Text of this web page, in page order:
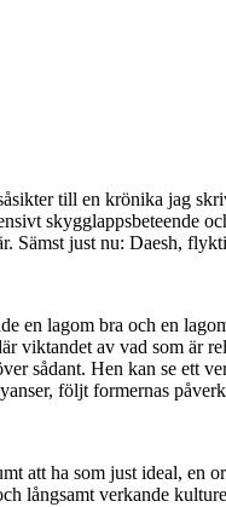
till en krönika jag
skygglappsbeteende
Sämst just nu: Daesh,
en lagom bra och en
viktandet av vad som är
sådant. Hen kan se ett
följt formernas
att ha som just ideal, en
långsamt verkande